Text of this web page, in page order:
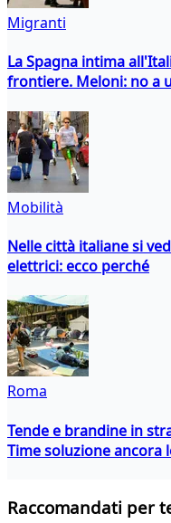
Migranti
La Spagna intima
frontiere. Meloni: no a
Mobilità
Nelle città italiane si
elettrici: ecco perché
Roma
Tende e brandine in
Time soluzione ancora
Raccomandati per